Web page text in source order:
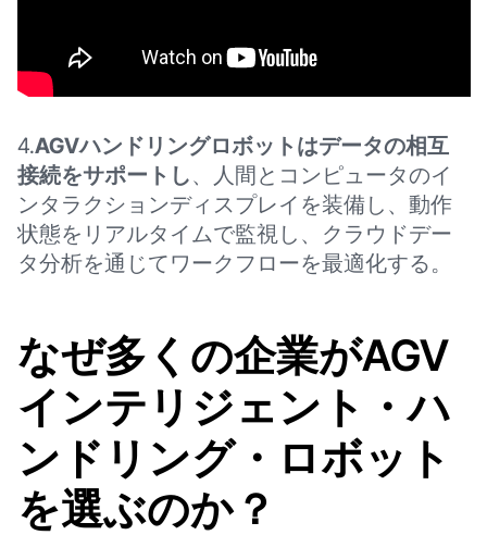
4.AGVハンドリングロボットはデータの相互
接続をサポートし、人間とコンピュータのイ
ンタラクションディスプレイを装備し、動作
状態をリアルタイムで監視し、クラウドデー
タ分析を通じてワークフローを最適化する。
なぜ多くの企業がAGV
インテリジェント・ハ
ンドリング・ロボット
を選ぶのか？